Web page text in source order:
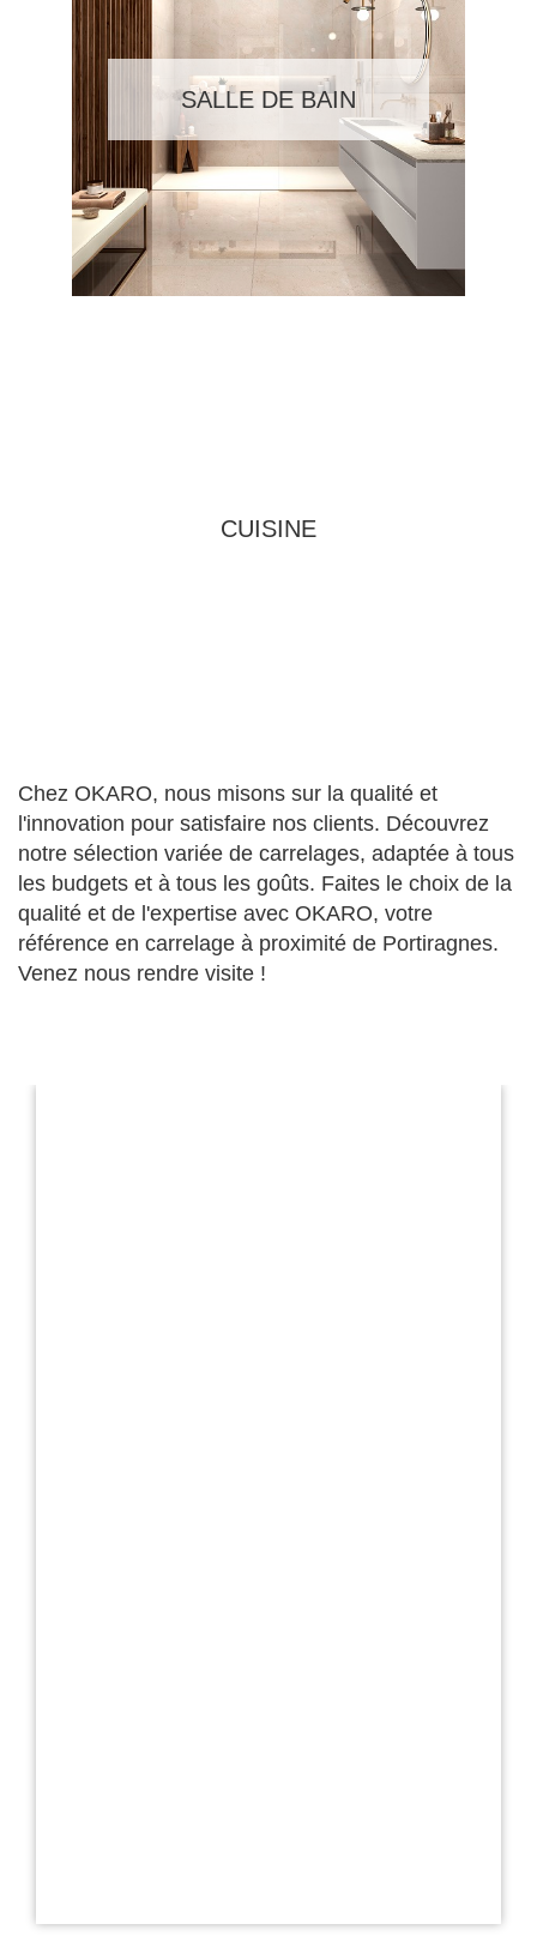
SALLE DE BAIN
CUISINE
Chez OKARO, nous misons sur la qualité et
l'innovation pour satisfaire nos clients. Découvrez
notre sélection variée de carrelages, adaptée à tous
les budgets et à tous les goûts. Faites le choix de la
qualité et de l'expertise avec OKARO, votre
référence en carrelage à proximité de Portiragnes.
Venez nous rendre visite !